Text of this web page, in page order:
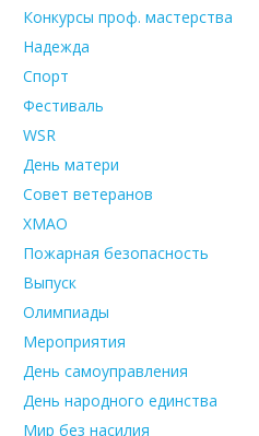
Конкурсы проф. мастерства
Надежда
Спорт
Фестиваль
WSR
День матери
Совет ветеранов
ХМАО
Пожарная безопасность
Выпуск
Олимпиады
Мероприятия
День самоуправления
День народного единства
Мир без насилия